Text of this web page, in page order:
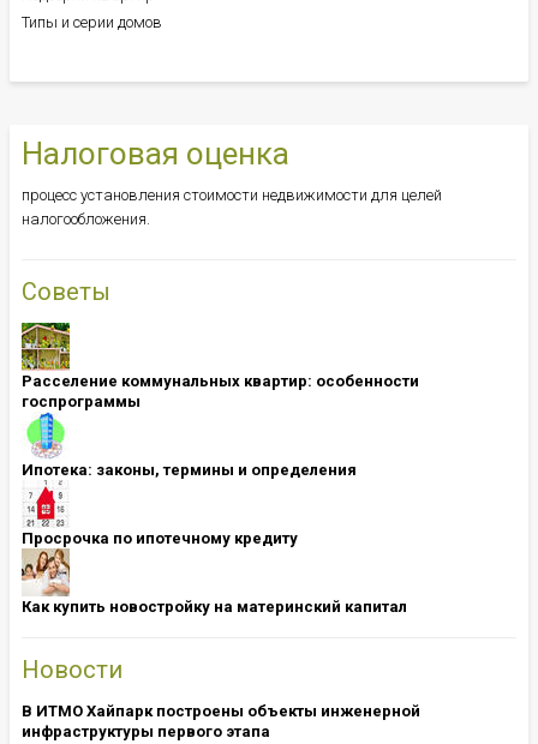
Налоговая оценка
процесс установления стоимости недвижимости для целей
налогообложения.
Советы
Расселение коммунальных квартир: особенности
госпрограммы
Ипотека: ​​​​​​​законы, термины и определения
Просрочка по ипотечному кредиту
Как купить новостройку на материнский капитал
Новости
В ИТМО Хайпарк построены объекты инженерной
инфраструктуры первого этапа
Типы и серии домов